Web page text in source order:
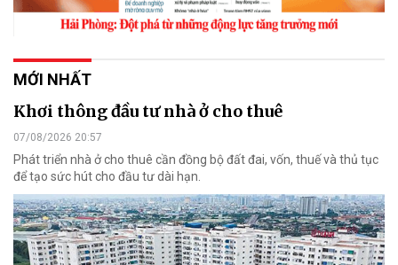
MỚI NHẤT
Khơi thông đầu tư nhà ở cho thuê
07/08/2026 20:57
Phát triển nhà ở cho thuê cần đồng bộ đất đai, vốn, thuế và thủ tục
để tạo sức hút cho đầu tư dài hạn.